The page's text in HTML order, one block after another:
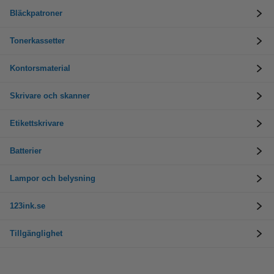
Bläckpatroner
Tonerkassetter
Kontorsmaterial
Skrivare och skanner
Etikettskrivare
Batterier
Lampor och belysning
123ink.se
Tillgänglighet